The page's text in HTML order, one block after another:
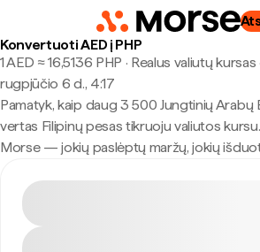
Konvertuoti AED į PHP
1 AED ≈ 16,5136 PHP · Realus valiutų kursas
rugpjūčio 6 d., 4:17
Pamatyk, kaip daug 3 500 Jungtinių Arabų
vertas Filipinų pesas tikruoju valiutos
Morse — jokių paslėptų maržų, jokių